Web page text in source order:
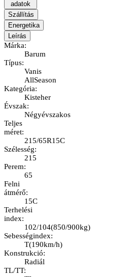
adatok
Szállítás
Energetika
Leírás
Márka:
Barum
Típus:
Vanis
AllSeason
Kategória:
Kisteher
Évszak:
Négyévszakos
Teljes
méret:
215/65R15C
Szélesség:
215
Perem:
65
Felni
átmérő:
15C
Terhelési
index:
102/104(850/900kg)
Sebességindex:
T(190km/h)
Konstrukció:
Radiál
TL/TT: